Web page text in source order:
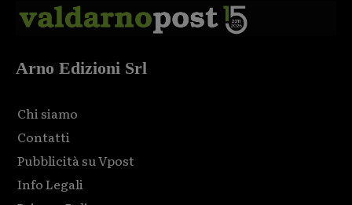
Arno Edizioni Srl
Chi siamo
Contatti
Pubblicità su Vpost
Info Legali